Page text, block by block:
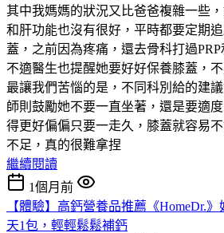
其中我媽媽的狀況又比爸爸複雜一些
和肝功能也沒有很好，平時都要定期
蓋，之前因為疼痛，還去骨科打過
不適醫生也提醒她要好好保養膝蓋，
最讓我們苦惱的是，不同科別給的建
師則鼓勵她不要一直坐著，還是要適
得更好偏偏只要一走久，膝蓋就容易
不足，真的很難拿捏
繼續閱讀
1個月前
【體驗】高鈣營養品推薦《HomeDr.
天1包，輕輕鬆鬆補鈣